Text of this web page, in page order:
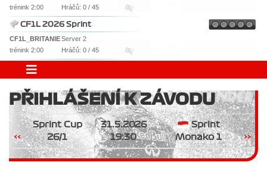
trénink 2:00
Hráčů: 0 / 45
CF1L 2026 Sprint
CF1L_BRITANIEServer 2
trénink 2:00
Hráčů: 0 / 45
PŘIHLÁŠENÍ K ZÁVODU
<<
Sprint Cup
26/1
31.5.2026
19:30
Sprint
Monako 1
>>